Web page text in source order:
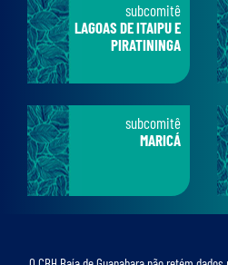
subcomitê
LAGOAS DE ITAIPU E
PIRATININGA
subcomitê
MARICÁ